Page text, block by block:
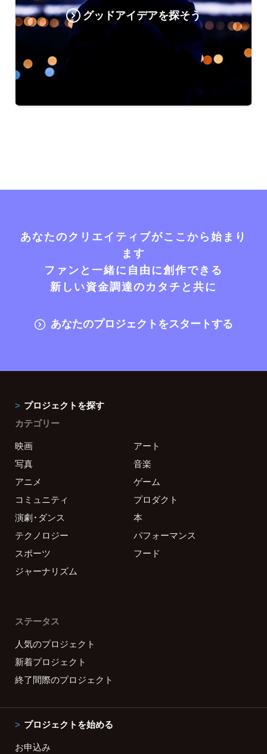
グッドアイデアを探そう
あなたのクリエイティブがここから始まり
ます
ファンと一緒に自由に創作できる
新しい資金調達のカタチと共に
あなたのプロジェクトをスタートする
プロジェクトを探す
カテゴリー
映画
アート
写真
音楽
アニメ
ゲーム
コミュニティ
プロダクト
演劇・ダンス
本
テクノロジー
パフォーマンス
スポーツ
フード
ジャーナリズム
ステータス
人気のプロジェクト
新着プロジェクト
終了間際のプロジェクト
プロジェクトを始める
お申込み